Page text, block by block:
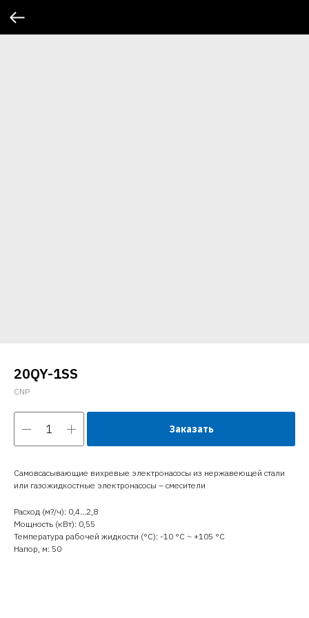
20QY-1SS
CNP
Заказать
Самовсасывающие вихревые электронасосы из нержавеющей стали
или газожидкостные электронасосы – смесители
Расход (м?/ч): 0,4…2,8
Мощность (кВт): 0,55
Температура рабочей жидкости (°C): -10 °С ~ +105 °С
Напор, м: 50